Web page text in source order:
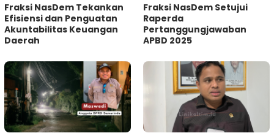
Fraksi NasDem Tekankan
Efisiensi dan Penguatan
Akuntabilitas Keuangan
Daerah
Fraksi NasDem Setujui
Raperda
Pertanggungjawaban
APBD 2025